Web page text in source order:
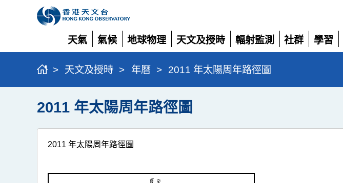
天氣
展
開
氣候
展
開
地球物理
展
開
天文及授時
展
開
輻射監測
展
開
社群
展
學習
展
> 天文及授時 > 年曆 > 2011 年太陽周年路徑圖
2011 年太陽周年路徑圖
2011 年太陽周年路徑圖